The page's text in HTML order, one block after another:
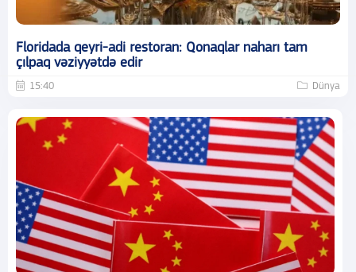
Floridada qeyri-adi restoran: Qonaqlar naharı tam
çılpaq vəziyyətdə edir
15:40 Dünya